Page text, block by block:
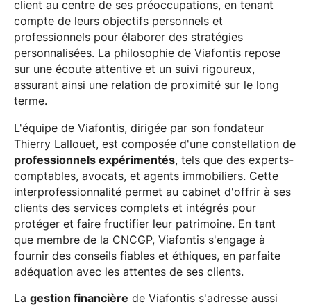
client au centre de ses préoccupations, en tenant
compte de leurs objectifs personnels et
professionnels pour élaborer des stratégies
personnalisées. La philosophie de Viafontis repose
sur une écoute attentive et un suivi rigoureux,
assurant ainsi une relation de proximité sur le long
terme.
L'équipe de Viafontis, dirigée par son fondateur
Thierry Lallouet, est composée d'une constellation de
professionnels expérimentés, tels que des experts-
comptables, avocats, et agents immobiliers. Cette
interprofessionnalité permet au cabinet d'offrir à ses
clients des services complets et intégrés pour
protéger et faire fructifier leur patrimoine. En tant
que membre de la CNCGP, Viafontis s'engage à
fournir des conseils fiables et éthiques, en parfaite
adéquation avec les attentes de ses clients.
La gestion financière de Viafontis s'adresse aussi